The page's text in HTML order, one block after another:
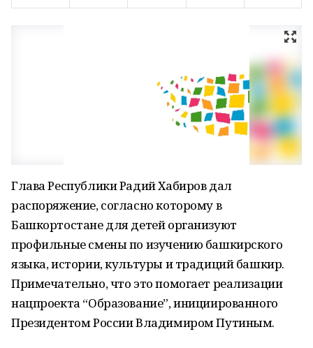
Глава Республики Радий Хабиров дал
распоряжение, согласно которому в
Башкортостане для детей организуют
профильные смены по изучению башкирского
языка, истории, культуры и традиций башкир.
Примечательно, что это помогает реализации
нацпроекта “Образование”, инициированного
Президентом России Владимиром Путиным.